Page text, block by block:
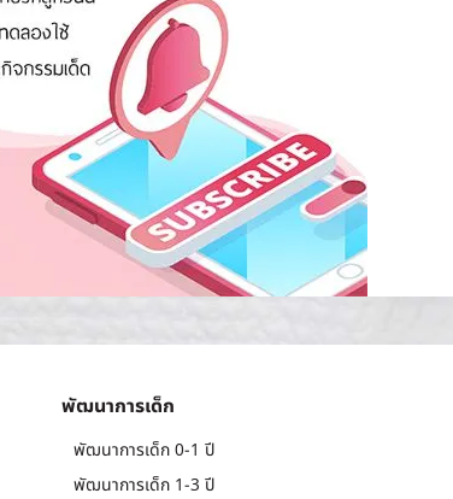
พัฒนาการเด็ก
พัฒนาการเด็ก 0-1 ปี
พัฒนาการเด็ก 1-3 ปี